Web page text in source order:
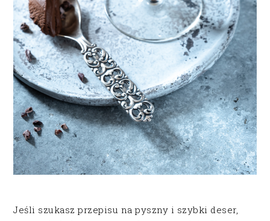
Jeśli szukasz przepisu na pyszny i szybki deser,